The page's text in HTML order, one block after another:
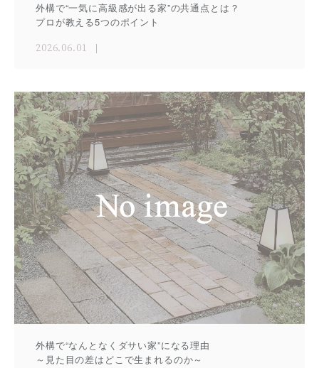
外構で“一気に高級感が出る家”の共通点とは？
プロが教える5つのポイント
2026.06.01
外構で“なんとなくダサい家”になる理由
～見た目の差はどこで生まれるのか～